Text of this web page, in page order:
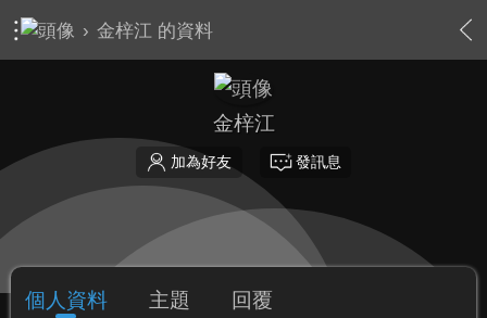
› 金梓江 的資料
金梓江
加為好友 發訊息
個人資料 主題 回覆